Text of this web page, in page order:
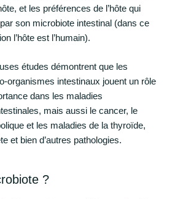
et les préférences de l’hôte qui
son microbiote intestinal (dans ce
l’hôte est l’humain).
études démontrent que les
organismes intestinaux jouent un rôle
dans les maladies
mais aussi le cancer, le
et les maladies de la thyroïde,
et bien d’autres pathologies.
?